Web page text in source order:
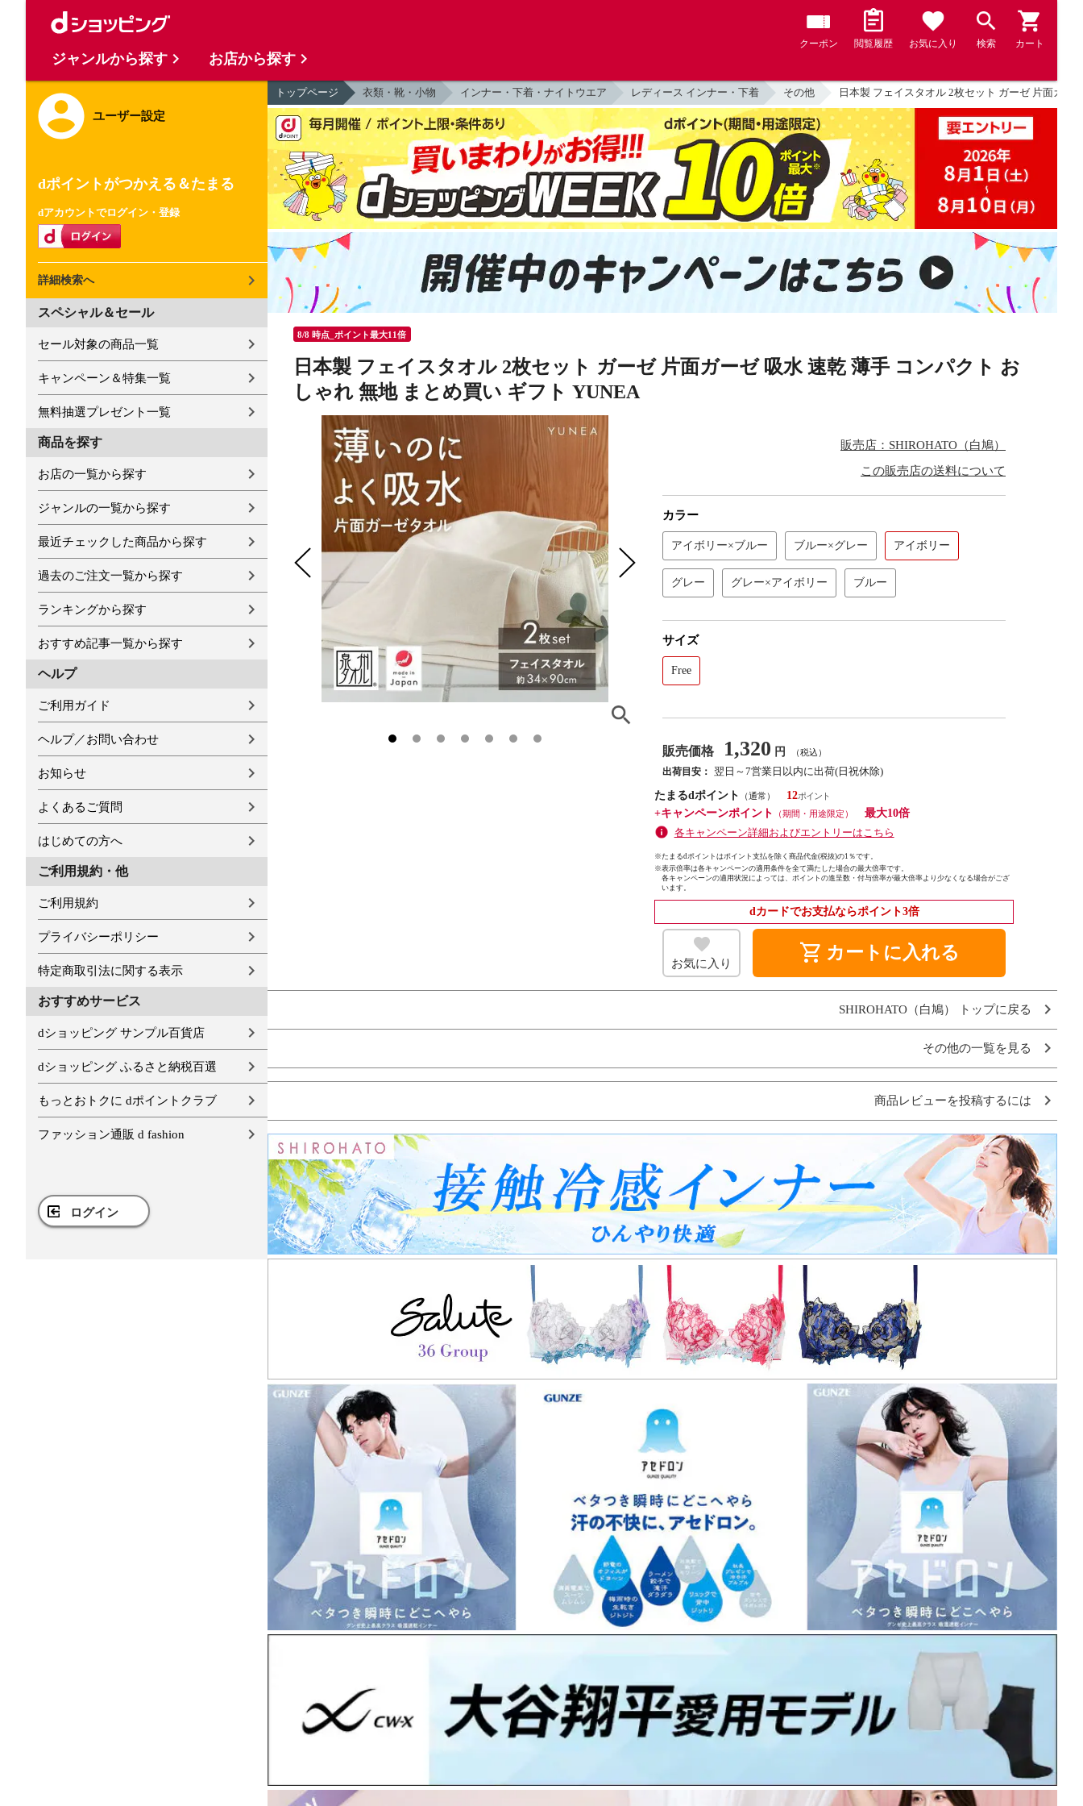
クーポン 閲覧履歴 お気に入り 検索 カート
ユーザー設定
dポイントがつかえる＆たまる
dアカウントでログイン・登録
詳細検索へ
スペシャル＆セール
セール対象の商品一覧
キャンペーン＆特集一覧
無料抽選プレゼント一覧
商品を探す
お店の一覧から探す
ジャンルの一覧から探す
最近チェックした商品から探す
過去のご注文一覧から探す
ランキングから探す
おすすめ記事一覧から探す
ヘルプ
ご利用ガイド
ヘルプ／お問い合わせ
お知らせ
よくあるご質問
はじめての方へ
ご利用規約・他
ご利用規約
プライバシーポリシー
特定商取引法に関する表示
おすすめサービス
dショッピング サンプル百貨店
dショッピング ふるさと納税百選
もっとおトクに dポイントクラブ
ファッション通販 d fashion
ログイン
トップページ 衣類・靴・小物 インナー・下着・ナイトウエア レディース インナー・下着 その他 日本製 フェイスタオル 2枚セット ガーゼ 片面ガー
8/8 時点_ポイント最大11倍
日本製 フェイスタオル 2枚セット ガーゼ 片面ガーゼ 吸水 速乾 薄手 コンパクト お
しゃれ 無地 まとめ買い ギフト YUNEA
販売店：SHIROHATO（白鳩）
この販売店の送料について
カラー
アイボリー×ブルー ブルー×グレー アイボリー
グレー グレー×アイボリー ブルー
サイズ
Free
販売価格 1,320 円 （税込）
出荷目安： 翌日～7営業日以内に出荷(日祝休除)
たまるdポイント
（通常）
12
+キャンペーンポイント
（期間・用途限定）
最大10倍
各キャンペーン詳細およびエントリーはこちら
※たまるdポイントはポイント支払を除く商品代金(税抜)の1％です。
※表示倍率は各キャンペーンの適用条件を全て満たした場合の最大倍率です。
各キャンペーンの適用状況によっては、ポイントの進呈数・付与倍率が最大倍率より少なくなる場合がござ
います。
dカードでお支払ならポイント3倍
お気に入り shopping_cart カートに入れる
SHIROHATO（白鳩） トップに戻る
その他の一覧を見る
商品レビューを投稿するには
ジャンルから探す お店から探す